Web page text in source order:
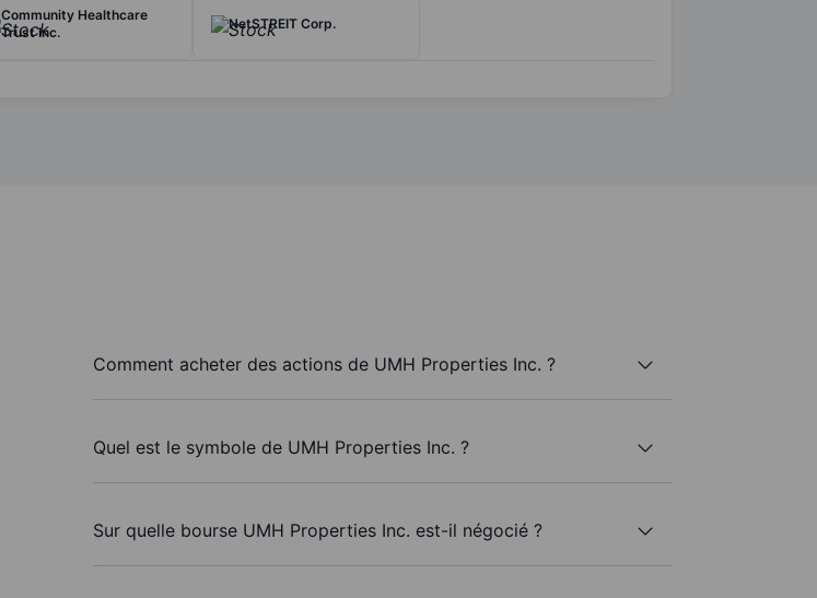
Community Healthcare
Trust Inc.
NetSTREIT Corp.
Comment acheter des actions de UMH Properties Inc. ?
Quel est le symbole de UMH Properties Inc. ?
Sur quelle bourse UMH Properties Inc. est-il négocié ?